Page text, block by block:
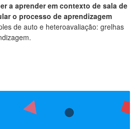
a aprender em contexto de sala de
o processo de aprendizagem
de auto e heteroavaliação: grelhas